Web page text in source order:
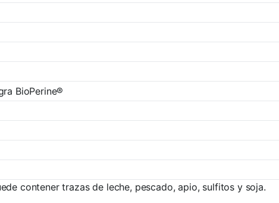
BioPerine®
contener trazas de leche, pescado, apio, sulfitos y soja.